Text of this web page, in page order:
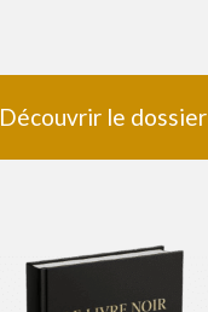
Découvrir le dossier